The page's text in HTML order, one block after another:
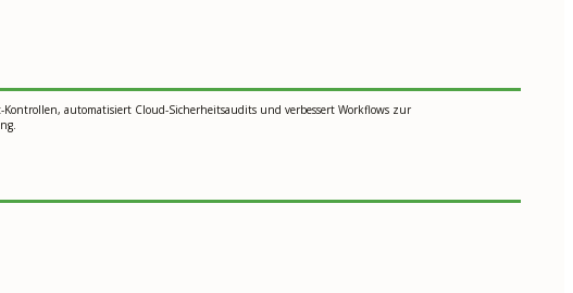
automatisiert Cloud-Sicherheitsaudits und verbessert Workflows zur